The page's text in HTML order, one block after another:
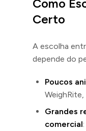
Como
Certo
A escolha
depende do
Poucos
WeighRite,
Grandes
comercial